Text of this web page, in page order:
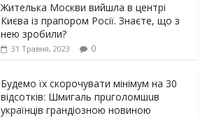
Жителька Москви вийшла в центрі
Києва із прапором Росії. Знаєте, що з
нею зробили?
31 Травня, 2023 0
Будемо їх скорочувати мінімум на 30
відсотків: Шмигаль прuголомшuв
українців грaндіoзнoю новиною